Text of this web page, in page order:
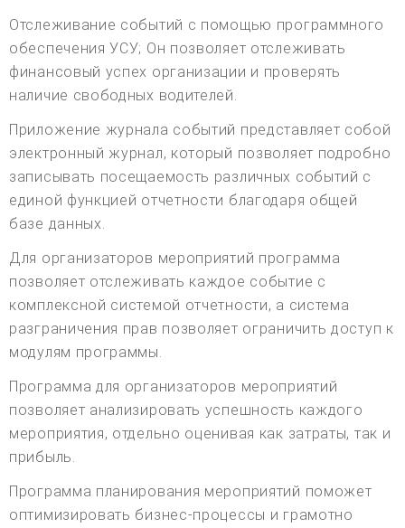
Отслеживание событий с помощью программного
обеспечения УСУ; Он позволяет отслеживать
финансовый успех организации и проверять
наличие свободных водителей.
Приложение журнала событий представляет собой
электронный журнал, который позволяет подробно
записывать посещаемость различных событий с
единой функцией отчетности благодаря общей
базе данных.
Для организаторов мероприятий программа
позволяет отслеживать каждое событие с
комплексной системой отчетности, а система
разграничения прав позволяет ограничить доступ к
модулям программы.
Программа для организаторов мероприятий
позволяет анализировать успешность каждого
мероприятия, отдельно оценивая как затраты, так и
прибыль.
Программа планирования мероприятий поможет
оптимизировать бизнес-процессы и грамотно